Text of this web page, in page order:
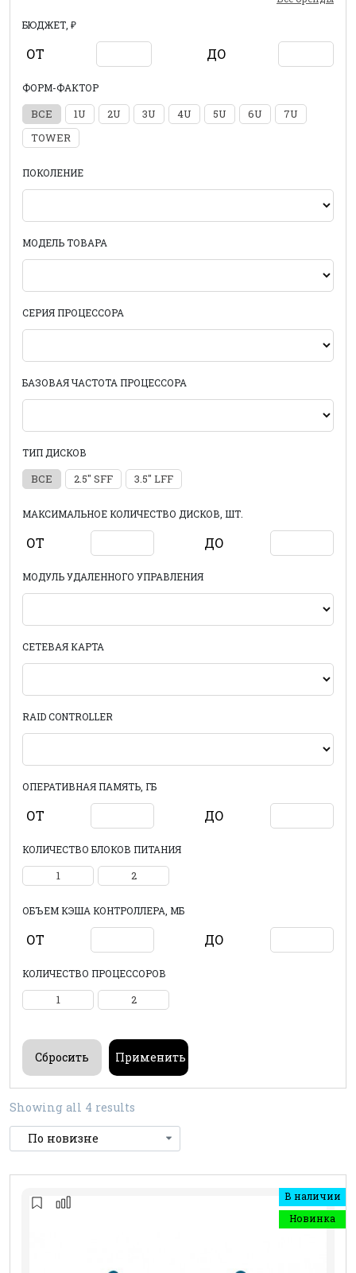
БЮДЖЕТ, ₽
ОТ ДО
ФОРМ-ФАКТОР
ВСЕ 1U 2U 3U 4U 5U 6U
7U
TOWER
ПОКОЛЕНИЕ
МОДЕЛЬ ТОВАРА
СЕРИЯ ПРОЦЕССОРА
БАЗОВАЯ ЧАСТОТА ПРОЦЕССОРА
ТИП ДИСКОВ
ВСЕ 2.5" SFF 3.5" LFF
МАКСИМАЛЬНОЕ КОЛИЧЕСТВО ДИСКОВ, ШТ.
ОТ ДО
МОДУЛЬ УДАЛЕННОГО УПРАВЛЕНИЯ
СЕТЕВАЯ КАРТА
RAID CONTROLLER
ОПЕРАТИВНАЯ ПАМЯТЬ, ГБ
ОТ ДО
КОЛИЧЕСТВО БЛОКОВ ПИТАНИЯ
1 2
ОБЪЕМ КЭША КОНТРОЛЛЕРА, МБ
ОТ ДО
КОЛИЧЕСТВО ПРОЦЕССОРОВ
1 2
Showing all 4 results
В наличии
Новинка